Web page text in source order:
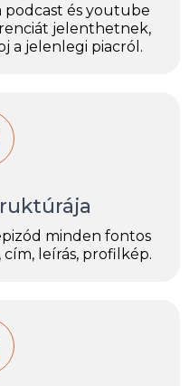
podcast és youtube
jelenthetnek,
a jelenlegi piacról.
minden fontos
leírás, profilkép.